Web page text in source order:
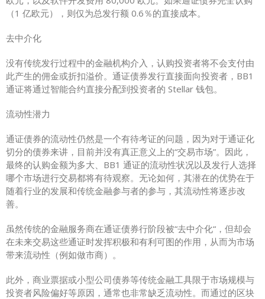
（1 亿欧元），则仅为总发行额 0.6％的直接成本。
去中介化
没有传统发行过程中的金融机构介入，认购投资者将不会支付由
此产生的佣金或折扣溢价。通证债券发行直接面向投资者，BB1
通证将通过智能合约直接分配到投资者的 Stellar 钱包。
流动性潜力
通证债券的流动性仍然是一个有待考证的问题，因为对于通证化
切分的债券来讲，目前并没有真正意义上的“交易市场”。因此，
最终的认购金额为多大、BB1 通证的流动性状况以及发行人选择
哪个市场进行交易都将有待观察。无论如何，其潜在的优势在于
随着行业的发展和传统金融参与者的参与，其流动性将逐步改
善。
虽然传统的金融服务商在通证债券行阶段被“去中介化“，但却会
在未来交易这些通证时发挥积极和有利可图的作用，从而为市场
带来流动性（例如做市商）。
此外，商业票据或小型公司债券等传统金融工具限于市场规模与
投资者风险偏好等原因，通常也非常缺乏流动性。而通过的区块